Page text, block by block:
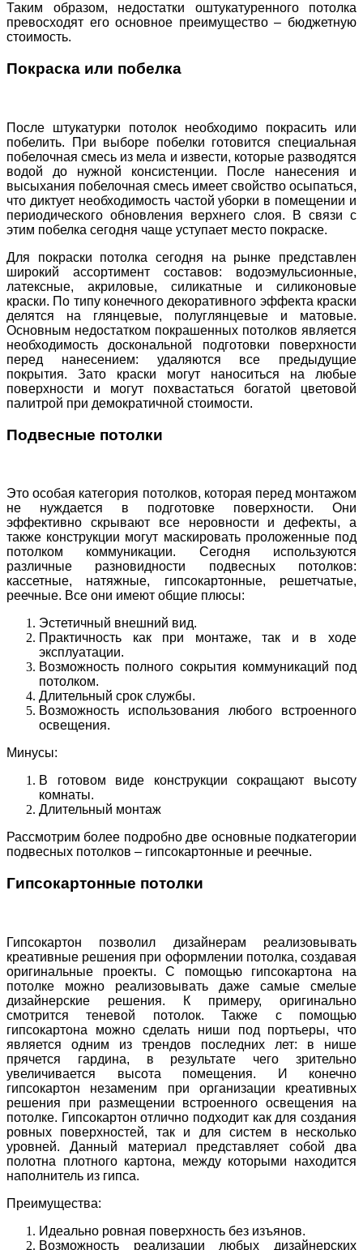
Таким образом, недостатки оштукатуренного потолка
превосходят его основное преимущество – бюджетную
стоимость.
Покраска или побелка
После штукатурки потолок необходимо покрасить или
побелить. При выборе побелки готовится специальная
побелочная смесь из мела и извести, которые разводятся
водой до нужной консистенции. После нанесения и
высыхания побелочная смесь имеет свойство осыпаться,
что диктует необходимость частой уборки в помещении и
периодического обновления верхнего слоя. В связи с
этим побелка сегодня чаще уступает место покраске.
Для покраски потолка сегодня на рынке представлен
широкий ассортимент составов: водоэмульсионные,
латексные, акриловые, силикатные и силиконовые
краски. По типу конечного декоративного эффекта краски
делятся на глянцевые, полуглянцевые и матовые.
Основным недостатком покрашенных потолков является
необходимость доскональной подготовки поверхности
перед нанесением: удаляются все предыдущие
покрытия. Зато краски могут наноситься на любые
поверхности и могут похвастаться богатой цветовой
палитрой при демократичной стоимости.
Подвесные потолки
Это особая категория потолков, которая перед монтажом
не нуждается в подготовке поверхности. Они
эффективно скрывают все неровности и дефекты, а
также конструкции могут маскировать проложенные под
потолком коммуникации. Сегодня используются
различные разновидности подвесных потолков:
кассетные, натяжные, гипсокартонные, решетчатые,
реечные. Все они имеют общие плюсы:
Эстетичный внешний вид.
Практичность как при монтаже, так и в ходе
эксплуатации.
Возможность полного сокрытия коммуникаций под
потолком.
Длительный срок службы.
Возможность использования любого встроенного
освещения.
Минусы:
В готовом виде конструкции сокращают высоту
комнаты.
Длительный монтаж
Рассмотрим более подробно две основные подкатегории
подвесных потолков – гипсокартонные и реечные.
Гипсокартонные потолки
Гипсокартон позволил дизайнерам реализовывать
креативные решения при оформлении потолка, создавая
оригинальные проекты. С помощью гипсокартона на
потолке можно реализовывать даже самые смелые
дизайнерские решения. К примеру, оригинально
смотрится теневой потолок. Также с помощью
гипсокартона можно сделать ниши под портьеры, что
является одним из трендов последних лет: в нише
прячется гардина, в результате чего зрительно
увеличивается высота помещения. И конечно
гипсокартон незаменим при организации креативных
решения при размещении встроенного освещения на
потолке. Гипсокартон отлично подходит как для создания
ровных поверхностей, так и для систем в несколько
уровней. Данный материал представляет собой два
полотна плотного картона, между которыми находится
наполнитель из гипса.
Преимущества:
Идеально ровная поверхность без изъянов.
Возможность реализации любых дизайнерских